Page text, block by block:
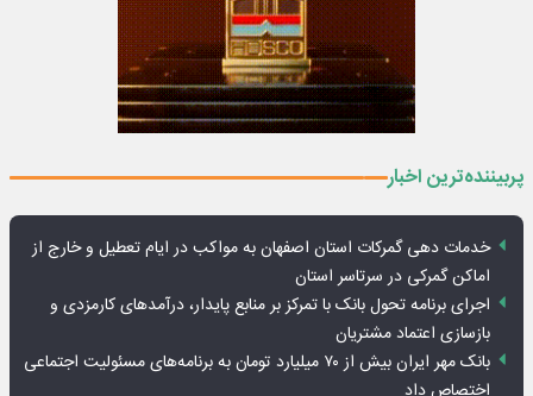
پربیننده‌ترین اخبار
خدمات دهی گمرکات استان اصفهان به مواکب در ایام تعطیل و خارج از
اماکن گمرکی در سرتاسر استان
اجرای برنامه تحول بانک با تمرکز بر منابع پایدار، درآمدهای کارمزدی و
بازسازی اعتماد مشتریان
بانک مهر ایران بیش از ۷۰ میلیارد تومان به برنامه‌های مسئولیت اجتماعی